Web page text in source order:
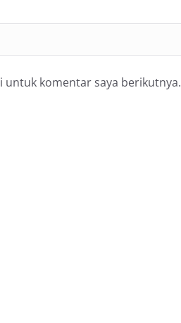
untuk komentar saya berikutnya.